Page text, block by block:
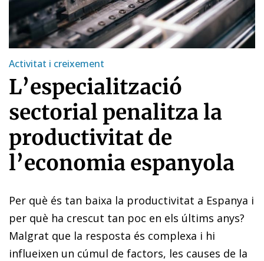
Activitat i creixement
L’especialització
sectorial penalitza la
productivitat de
l’economia espanyola
Per què és tan baixa la productivitat a Espanya i
per què ha crescut tan poc en els últims anys?
Malgrat que la resposta és complexa i hi
influeixen un cúmul de factors, les causes de la